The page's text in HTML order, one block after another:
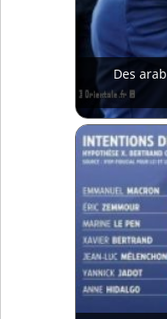
Des